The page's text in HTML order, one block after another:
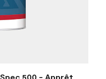
500 - Apprêt